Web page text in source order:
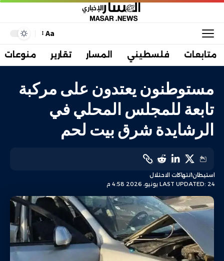
Aa
متابعات فلسطيني المسار تقارير منوعات
مستوطنون يعتدون على مركبة
تابعة للمجلس المحلي في
الرشايدة شرق بيت لحم
LAST UPDATED: 24 يونيو، 2026 4:58 م
استيطانانتهاكات الاحتلال